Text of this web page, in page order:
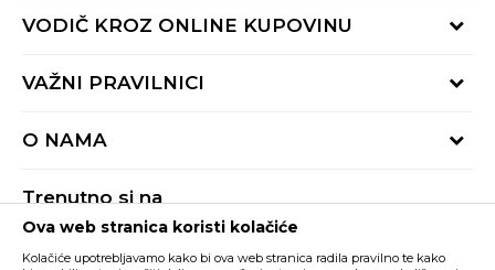
Provjeri status porudžbine
Radno vrijeme 9-16h
VODIČ KROZ ONLINE KUPOVINU
Načini isporuke
Reklamacije
VAŽNI PRAVILNICI
Pravila Sport&Bonus programa
O NAMA
Trenutno si na
Buzz Crna Gora PROMIJENI
Ova web stranica koristi kolačiće
Kolačiće upotrebljavamo kako bi ova web stranica radila pravilno te kako